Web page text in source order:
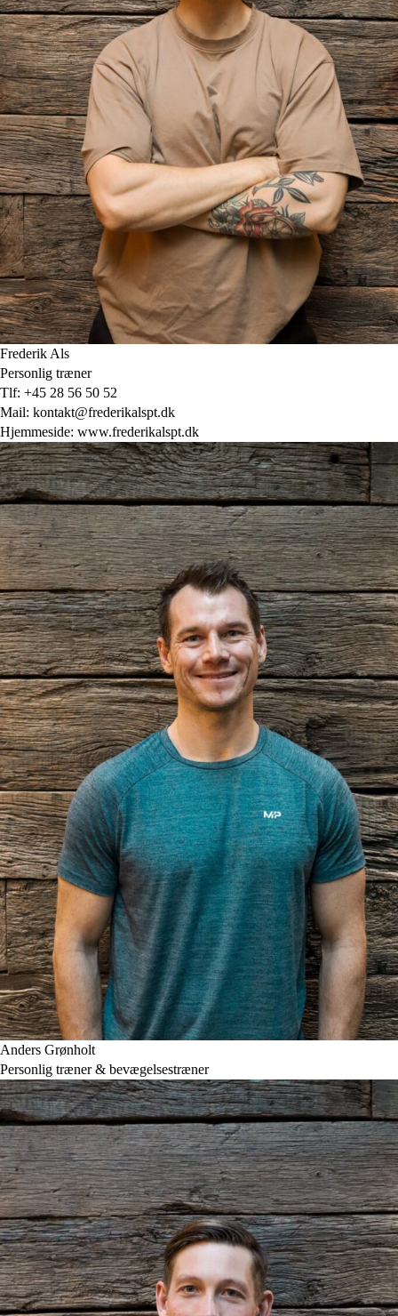
Frederik Als
Personlig træner
Tlf: +45 28 56 50 52
Mail: kontakt@frederikalspt.dk
Hjemmeside: www.frederikalspt.dk
Anders Grønholt
Personlig træner & bevægelsestræner